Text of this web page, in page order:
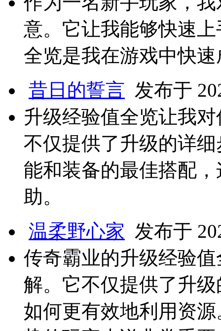
意。它让我能够快速
全览是我在游戏中快
昔日的誓言 发布于
升级经验值全览让我
不仅提供了升级的详
能和装备的最佳搭配
助。
温柔野心家 发布于
传奇霸业的升级经验
解。它不仅提供了升
如何更有效地利用资